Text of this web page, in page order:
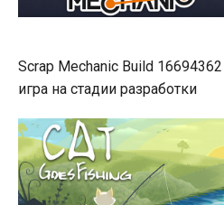
Scrap Mechanic Build 16694362
игра на стадии разработки